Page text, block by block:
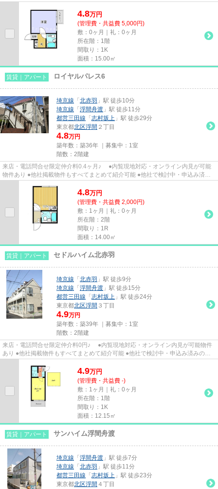
4.8万円
(管理費・共益費 5,000円)
敷：0ヶ月｜礼：0ヶ月
所在階：1階
間取り：1K
面積：15.00㎡
賃貸｜アパート ロイヤルパレス6
埼京線 「 北赤羽 」駅 徒歩10分
埼京線 「 浮間舟渡 」駅 徒歩11分
都営三田線 「 志村坂上 」駅 徒歩29分
東京都北区浮間 ２丁目
4.8万円
築年数：築36年 ｜募集中： 1室
階数：2階建
来店・電話問合せ限定仲介料0.4ヶ月♪ ●内覧現地対応・オンライン内見が可能
物件あり ●他社掲載物件もすべてまとめて紹介可能 ●他社で検討中・申込み済み
4.8万円
(管理費・共益費 2,000円)
敷：1ヶ月｜礼：0ヶ月
所在階：2階
間取り：1R
面積：14.00㎡
賃貸｜アパート セドルハイム北赤羽
埼京線 「 北赤羽 」駅 徒歩9分
埼京線 「 浮間舟渡 」駅 徒歩15分
都営三田線 「 志村坂上 」駅 徒歩24分
東京都北区浮間 ３丁目
4.9万円
築年数：築39年 ｜募集中： 1室
階数：2階建
来店・電話問合せ限定仲介料0円♪ ●内覧現地対応・オンライン内見が可能物件
あり ●他社掲載物件もすべてまとめて紹介可能 ●他社で検討中・申込み済みのお
4.9万円
(管理費・共益費 -)
敷：1ヶ月｜礼：0ヶ月
所在階：1階
間取り：1K
面積：12.15㎡
賃貸｜アパート サンハイム浮間舟渡
埼京線 「 浮間舟渡 」駅 徒歩7分
埼京線 「 北赤羽 」駅 徒歩11分
都営三田線 「 志村坂上 」駅 徒歩23分
東京都北区浮間 ４丁目